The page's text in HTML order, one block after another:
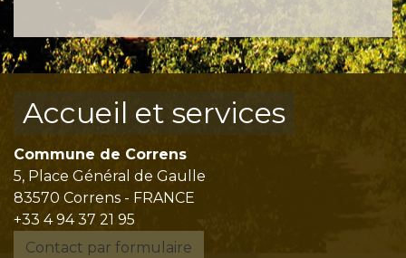
Accueil et services
Commune de Correns
5, Place Général de Gaulle
83570 Correns - FRANCE
+33 4 94 37 21 95
Contact par formulaire